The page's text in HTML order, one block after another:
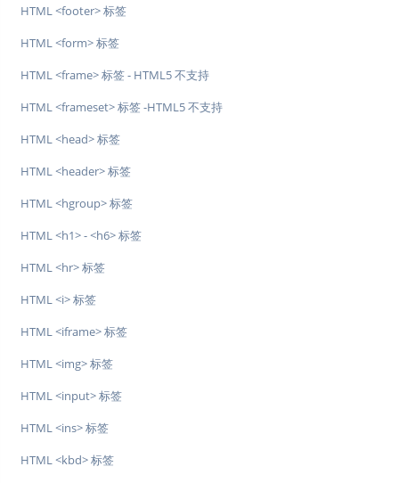
HTML <footer> 标签
HTML <form> 标签
HTML <frame> 标签 - HTML5 不支持
HTML <frameset> 标签 -HTML5 不支持
HTML <head> 标签
HTML <header> 标签
HTML <hgroup> 标签
HTML <h1> - <h6> 标签
HTML <hr> 标签
HTML <i> 标签
HTML <iframe> 标签
HTML <img> 标签
HTML <input> 标签
HTML <ins> 标签
HTML <kbd> 标签